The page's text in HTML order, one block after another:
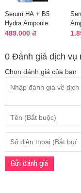
Serum HA + B5
Hydra Ampoule
Kyung Lab 50ml
489.000 đ
0 Đánh giá dịch vụ
Chọn đánh giá của bạn
Gửi đánh giá